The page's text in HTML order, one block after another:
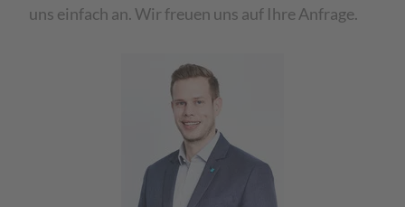
uns einfach an. Wir freuen uns auf Ihre Anfrage.